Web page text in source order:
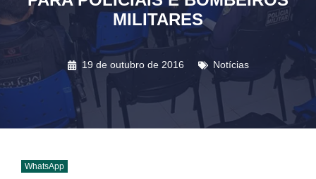
MILITARES
19 de outubro de 2016 Notícias
WhatsApp